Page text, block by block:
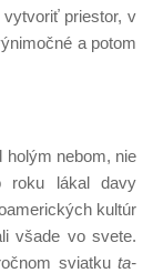
vytvoriť priestor, v
a potom
holým nebom, nie
roku lákal davy
kultúr
všade vo svete.
sviatku ta-